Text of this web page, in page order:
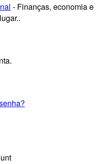
- Finanças, economia e